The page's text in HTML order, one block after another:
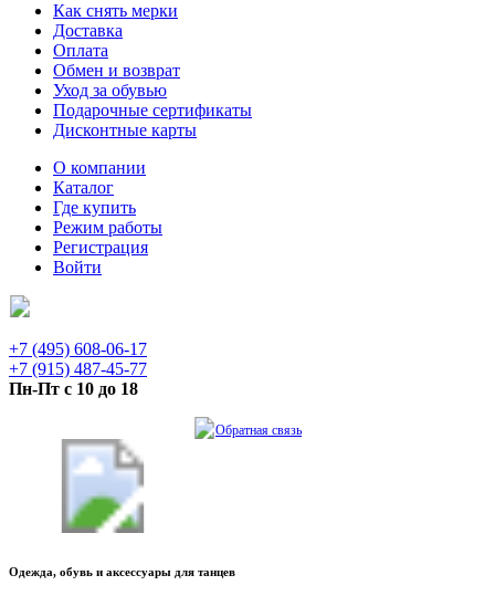
Как снять мерки
Доставка
Оплата
Обмен и возврат
Уход за обувью
Подарочные сертификаты
Дисконтные карты
О компании
Каталог
Где купить
Режим работы
Регистрация
Войти
+7 (495) 608-06-17
+7 (915) 487-45-77
Пн-Пт с 10 до 18
Обратная связь
Одежда, обувь и аксессуары для танцев